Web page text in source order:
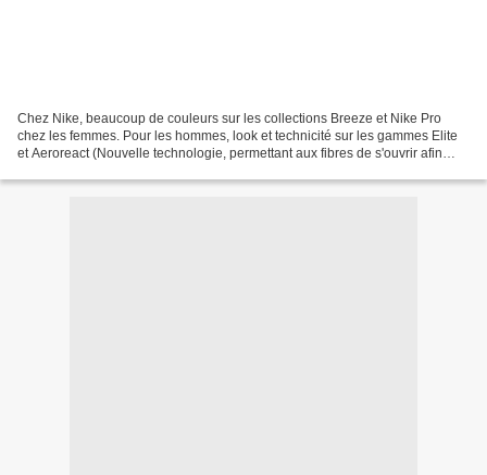
Chez Nike, beaucoup de couleurs sur les collections Breeze et Nike Pro
chez les femmes. Pour les hommes, look et technicité sur les gammes Elite
et Aeroreact (Nouvelle technologie, permettant aux fibres de s'ouvrir afin